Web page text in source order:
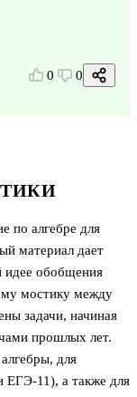
по алгебре для
материал дает
идее обобщения
мостику между
задачи, начиная
прошлых лет.
для
ЕГЭ-11), а также для
0 0